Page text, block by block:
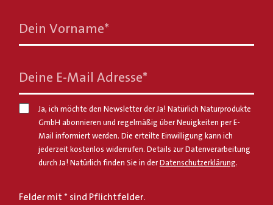
Dein Vorname*
Deine E-Mail Adresse*
Ja, ich möchte den Newsletter der Ja! Natürlich Naturprodukte
GmbH abonnieren und regelmäßig über Neuigkeiten per E-
Mail informiert werden. Die erteilte Einwilligung kann ich
jederzeit kostenlos widerrufen. Details zur Datenverarbeitung
durch Ja! Natürlich finden Sie in derDatenschutzerklärung.
Felder mit * sind Pflichtfelder.